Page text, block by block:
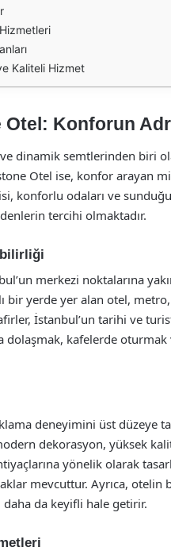
Kaliteli Hizmet
Otel: Konforun
ve dinamik semtlerinden biri
Otel ise, konfor arayan
konforlu odaları ve
tercihi olmaktadır.
merkezi noktalarına
bir yerde yer alan otel,
İstanbul’un tarihi ve
dolaşmak, kafelerde
deneyimini üst düzeye
dekorasyon, yüksek
yönelik olarak
mevcuttur. Ayrıca, otelin
daha da keyifli hale getirir.